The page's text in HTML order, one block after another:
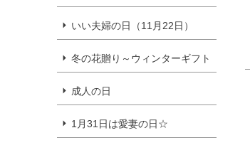
いい夫婦の日（11月22日）
冬の花贈り～ウィンターギフト
成人の日
1月31日は愛妻の日☆